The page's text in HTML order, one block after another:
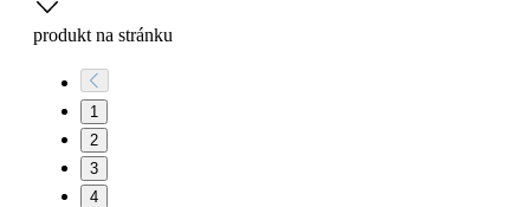
produkt na stránku
1
2
3
4